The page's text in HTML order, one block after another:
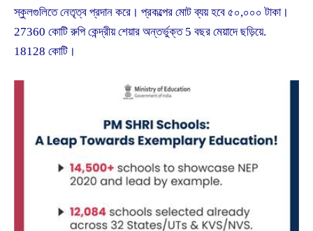
স্কুলগুলিতে নেতৃত্ব প্রদান করে। প্রকল্পের মোট ব্যয় হবে ৫০,০০০ টাকা।
27360 কোটি রুপি কেন্দ্রীয় শেয়ার অন্তর্ভুক্ত 5 বছর মেয়াদে ছড়িয়ে.
18128 কোটি।